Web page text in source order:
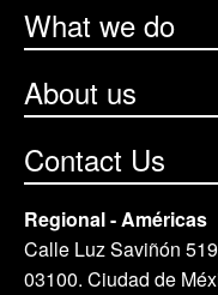
What we do
About us
Contact Us
Regional - Américas
Calle Luz Saviñón
03100. Ciudad de